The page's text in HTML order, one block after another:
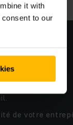
it with
to our
de votre